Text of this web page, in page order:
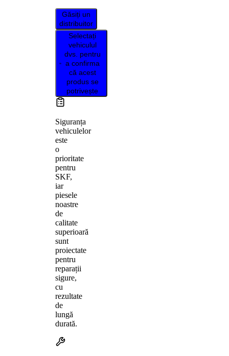
Găsiți un
distribuitor
Selectați
vehiculul
dvs. pentru
a confirma
că acest
produs se
potrivește
Siguranța
vehiculelor
este
o
prioritate
pentru
SKF,
iar
piesele
noastre
de
calitate
superioară
sunt
proiectate
pentru
reparații
sigure,
cu
rezultate
de
lungă
durată.